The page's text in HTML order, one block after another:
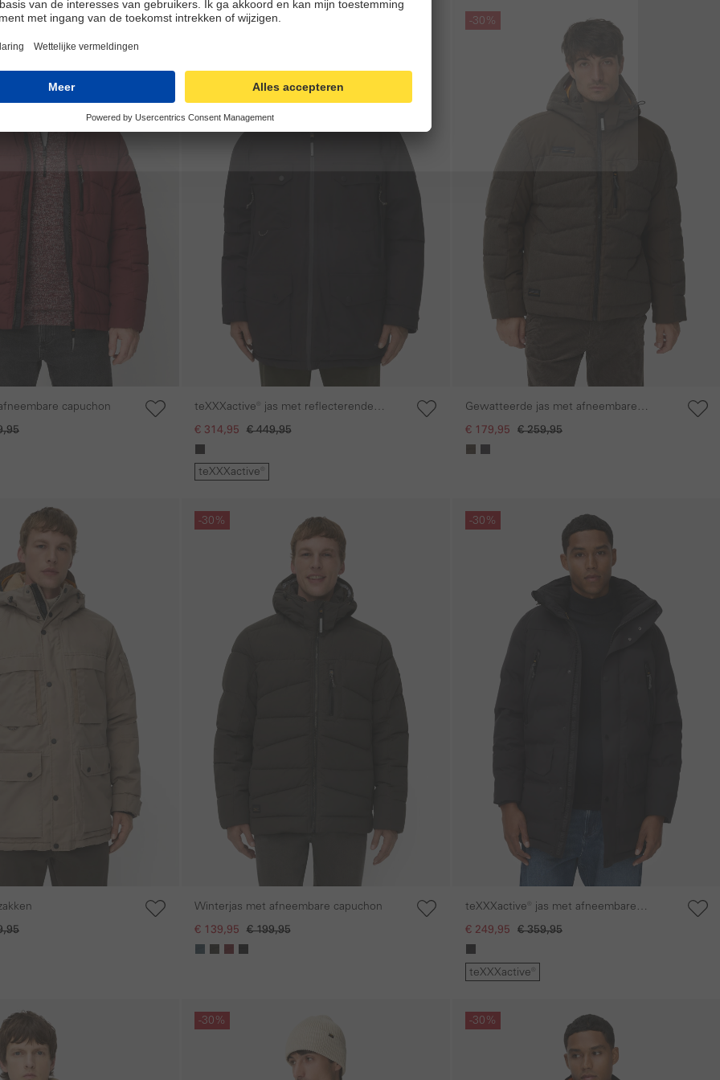
capuchon
-30%
Galerie overslaan
teXXXactive® jas met reflecterende
details
€ 314,95 € 449,95
teXXXactive®
-30%
Gewatteerde jas met afneembare
capuchon
€ 179,95 € 259,95
-30%
Winterjas met afneembare capuchon
€ 139,95 € 199,95
-30%
teXXXactive® jas met afneembare
capuchon
€ 249,95 € 359,95
teXXXactive®
-30%
-30%